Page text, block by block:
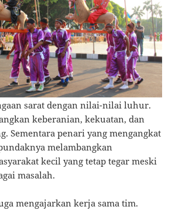
sarat dengan nilai-nilai luhur.
keberanian, kekuatan, dan
Sementara penari yang mengangkat
melambangkan
kecil yang tetap tegar meski
masalah.
mengajarkan kerja sama tim.